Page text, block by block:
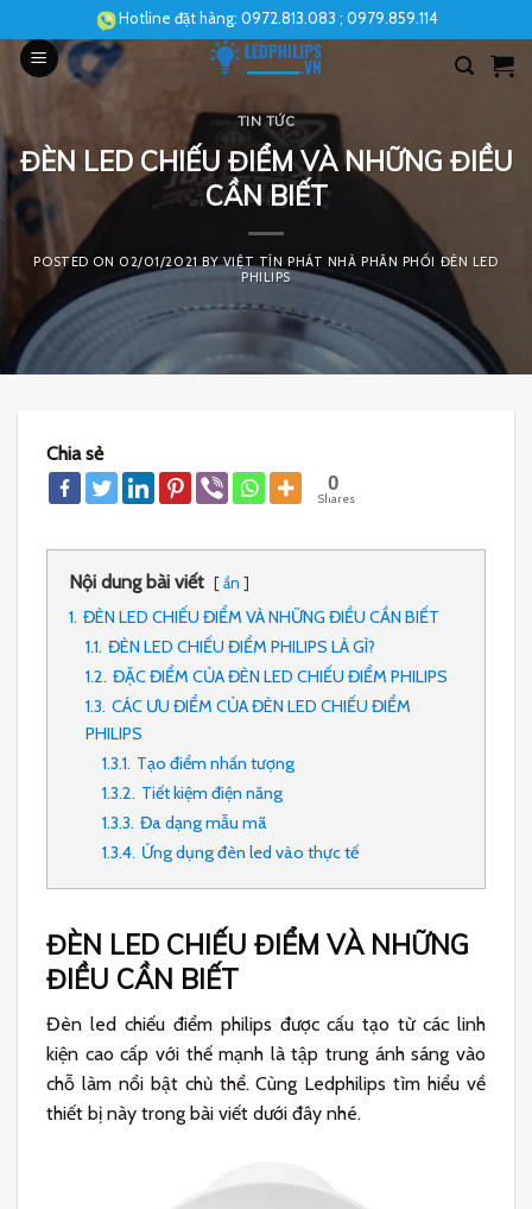
to
content
Hotline đặt hàng: 0972.813.083 ; 0979.859.114
TIN TỨC
ĐÈN LED CHIẾU ĐIỂM VÀ NHỮNG ĐIỀU
CẦN BIẾT
POSTED ON 02/01/2021BYVIỆT TÍN PHÁT NHÀ PHÂN PHỐI ĐÈN LED
PHILIPS
Chia sẻ
0
Shares
Nội dung bài viết ẩn
1. ĐÈN LED CHIẾU ĐIỂM VÀ NHỮNG ĐIỀU CẦN BIẾT
1.1. ĐÈN LED CHIẾU ĐIỂM PHILIPS LÀ GÌ?
1.2. ĐẶC ĐIỂM CỦA ĐÈN LED CHIẾU ĐIỂM PHILIPS
1.3. CÁC ƯU ĐIỂM CỦA ĐÈN LED CHIẾU ĐIỂM
PHILIPS
1.3.1. Tạo điểm nhấn tượng
1.3.2. Tiết kiệm điện năng
1.3.3. Đa dạng mẫu mã
1.3.4. Ứng dụng đèn led vào thực tế
ĐÈN LED CHIẾU ĐIỂM VÀ NHỮNG
ĐIỀU CẦN BIẾT
Đèn led chiếu điểm philips được cấu tạo từ các linh
kiện cao cấp với thế mạnh là tập trung ánh sáng vào
chỗ làm nổi bật chủ thể. Cùng Ledphilips tìm hiểu về
thiết bị này trong bài viết dưới đây nhé.